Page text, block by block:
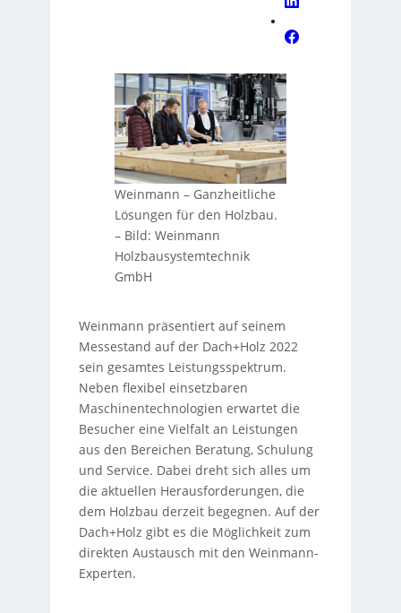
Weinmann – Ganzheitliche
Lösungen für den Holzbau.
– Bild: Weinmann
Holzbausystemtechnik
GmbH
Weinmann präsentiert auf seinem
Messestand auf der Dach+Holz 2022
sein gesamtes Leistungsspektrum.
Neben flexibel einsetzbaren
Maschinentechnologien erwartet die
Besucher eine Vielfalt an Leistungen
aus den Bereichen Beratung, Schulung
und Service. Dabei dreht sich alles um
die aktuellen Herausforderungen, die
dem Holzbau derzeit begegnen. Auf der
Dach+Holz gibt es die Möglichkeit zum
direkten Austausch mit den Weinmann-
Experten.